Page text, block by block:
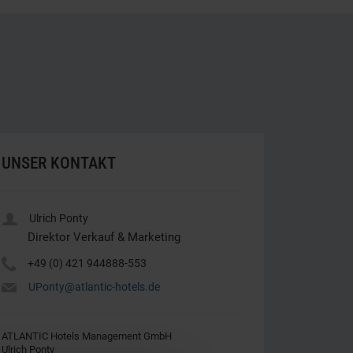
UNSER KONTAKT
Ulrich Ponty
Direktor Verkauf & Marketing
+49 (0) 421 944888-553
UPonty@atlantic-hotels.de
ATLANTIC Hotels Management GmbH
Ulrich Ponty